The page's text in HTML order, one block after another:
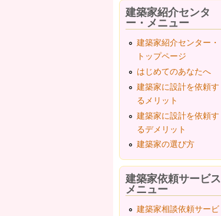
建築家紹介センタ
ー・メニュー
建築家紹介センター・
トップページ
はじめてのあなたへ
建築家に設計を依頼す
るメリット
建築家に設計を依頼す
るデメリット
建築家の選び方
建築家依頼サービス
メニュー
建築家相談依頼サービ